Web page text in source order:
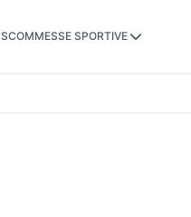
SCOMMESSE SPORTIVE